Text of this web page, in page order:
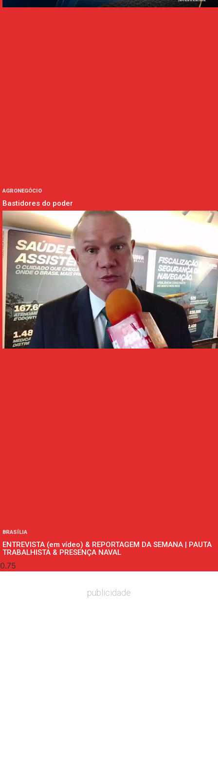
AGRONEGÓCIO
Bastidores do poder
BRASÍLIA
ENTREVISTA (em vídeo) & REPORTAGEM DA SEMANA | PAUTA
TRABALHISTA & PRESENÇA NAVAL
publicidade